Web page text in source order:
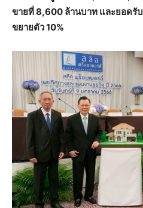
ขายที่ 8,600 ล้านบาท และยอดรั
ขยายตัว 10%